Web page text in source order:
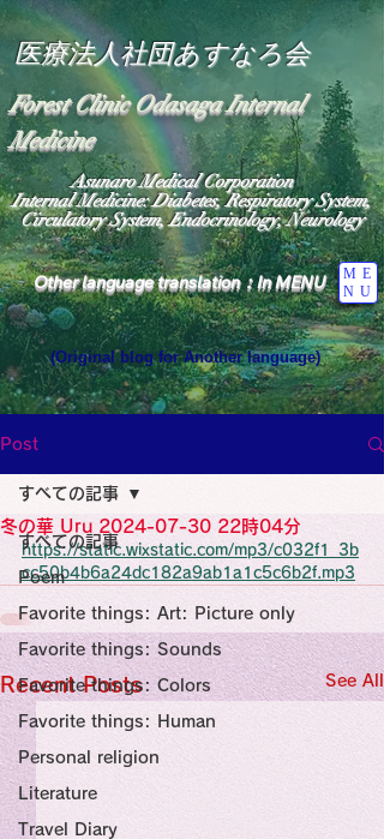
医療法人社団あすなろ会
Forest Clinic Odasaga Internal
Medicine
Other language translation：In MENU
ME
NU
Asunaro Medical Corporation
Internal Medicine: Diabetes, Respiratory System,
Circulatory System, Endocrinology, Neurology
(Original blog for Another language)
Heavens: Beyond the Universe: The World
the God of Light Resides"
Medicine Specialist
Specialist
Wide Blog
Medicine
Religion
Post
すべての記事
Poem
Favorite things: Art: Picture only
Favorite things: Sounds
Favorite things: Colors
Favorite things: Human
Personal religion
Literature
Travel Diary
すべての記事
冬の華 Uru 2024-07-30 22時04分
https://static.wixstatic.com/mp3/c032f1_3b
cc50b4b6a24dc182a9ab1a1c5c6b2f.mp3
Recent Posts See All